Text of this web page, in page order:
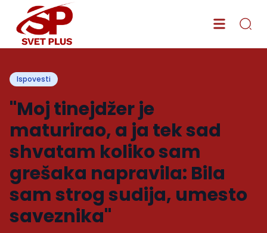
Ispovesti
"Moj tinejdžer je
maturirao, a ja tek sad
shvatam koliko sam
grešaka napravila: Bila
sam strog sudija, umesto
saveznika"